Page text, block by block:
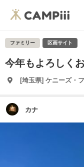
ファミリー 区画サイト
今年もよろし
[埼玉県] ケニーズ・
カナ